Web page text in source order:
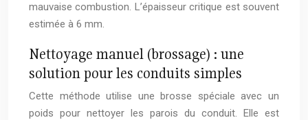
mauvaise combustion. L’épaisseur critique est souvent
estimée à 6 mm.
Nettoyage manuel (brossage) : une
solution pour les conduits simples
Cette méthode utilise une brosse spéciale avec un
poids pour nettoyer les parois du conduit. Elle est